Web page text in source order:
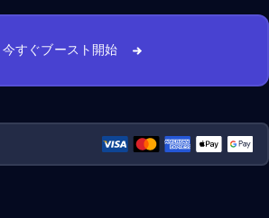
今すぐブースト開始